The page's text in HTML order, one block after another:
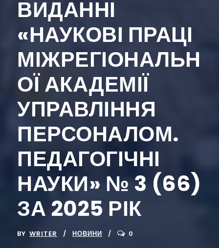
ВИДАННІ
«НАУКОВІ ПРАЦІ
МІЖРЕГІОНАЛЬН
ОЇ АКАДЕМІЇ
УПРАВЛІННЯ
ПЕРСОНАЛОМ.
ПЕДАГОГІЧНІ
НАУКИ» № 3 (66)
ЗА 2025 РІК
BY WRITER НОВИНИ 0